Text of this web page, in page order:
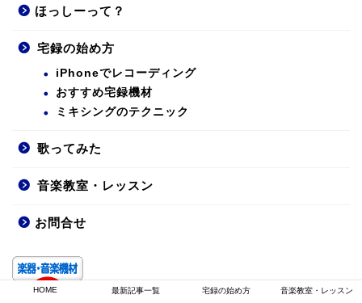
ほっしーって？
宅録の始め方
iPhoneでレコーディング
おすすめ宅録機材
ミキシングのテクニック
歌ってみた
音楽教室・レッスン
お問合せ
にほんブログ村
HOME 最新記事一覧 宅録の始め方 音楽教室・レッスン